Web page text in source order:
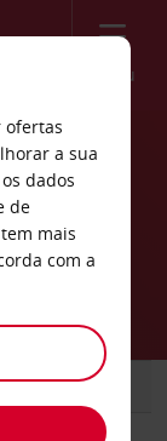
Menu
ofertas
a sua
dados
de
tem mais
com a